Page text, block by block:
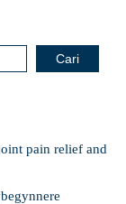
Cari
pain relief and